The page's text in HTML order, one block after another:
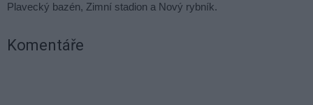
Plavecký bazén, Zimní stadion a Nový rybník.
Komentáře